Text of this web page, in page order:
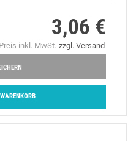
3,06 €
Preis inkl. MwSt. zzgl. Versand